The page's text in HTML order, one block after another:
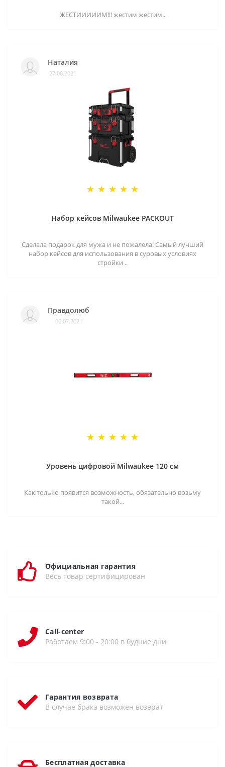
ЖЕСТИИИИИМ!!! жестим жестим..
Наталия
27.08.2021
Набор кейсов Milwaukee PACKOUT
Сделала подарок для мужа и не пожалела! Самый лучший
набор кейсов для использования в суровых условиях
стройки ..
Правдолюб
06.07.2021
Уровень цифровой Milwaukee 120 см
Как только появится возможность, обязательно возьму
такой...
Официальная гарантия
Весь товар сертифицирован
Call-center
Работаем 9:00 - 20:00 в будние дни
Гарантия возврата
В случае брака возможен возврат
Бесплатная доставка